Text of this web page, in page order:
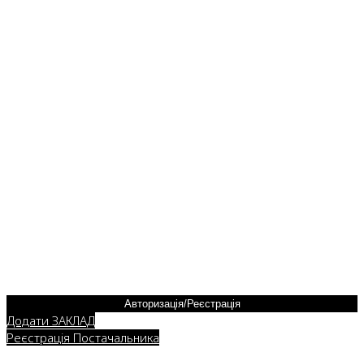
Авторизація/Реєстрація
Додати ЗАКЛАД
Реєстрація Постачальника